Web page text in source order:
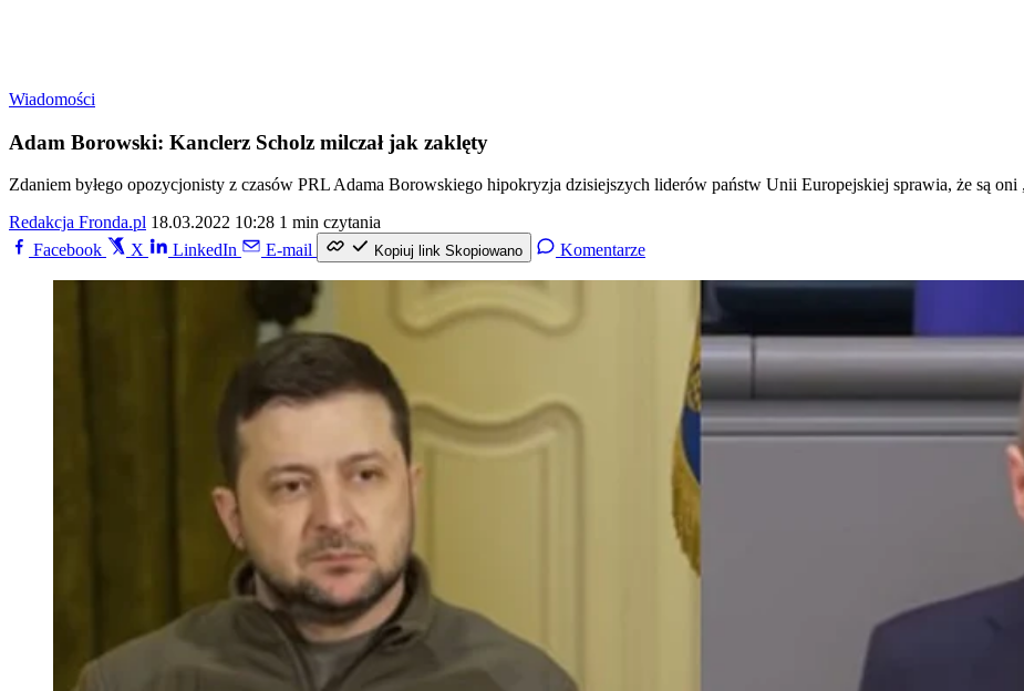
Wiadomości
Adam Borowski: Kanclerz Scholz milczał jak zaklęty
Zdaniem byłego opozycjonisty z czasów PRL Adama Borowskiego hipokryzja dzisiejszych liderów państw Unii Europejskiej sprawia, że są oni
Redakcja Fronda.pl 18.03.2022 10:28 1 min czytania
Facebook
X LinkedIn E-mail Kopiuj link Skopiowano Komentarze